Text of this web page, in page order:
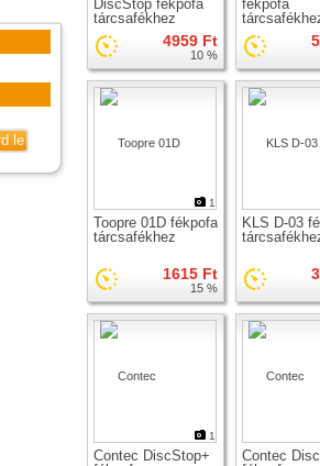
le
DiscStop fékpofa
tárcsafékhez
4959 Ft
10 %
fékpofa
1
Toopre 01D fékpofa
tárcsafékhez
1615 Ft
15 %
KLS D-03
1
Contec DiscStop+
Contec